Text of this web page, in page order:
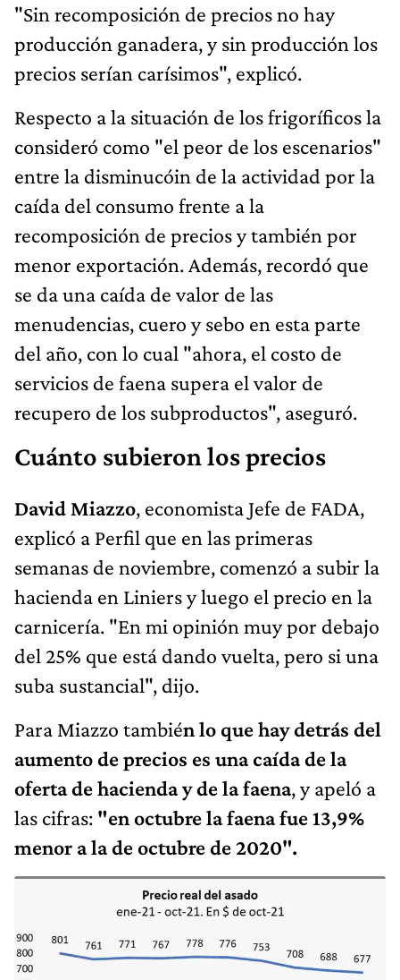
"Sin recomposición de precios no hay
producción ganadera, y sin producción los
precios serían carísimos", explicó.
Respecto a la situación de los frigoríficos la
consideró como "el peor de los escenarios"
entre la disminucóin de la actividad por la
caída del consumo frente a la
recomposición de precios y también por
menor exportación. Además, recordó que
se da una caída de valor de las
menudencias, cuero y sebo en esta parte
del año, con lo cual "ahora, el costo de
servicios de faena supera el valor de
recupero de los subproductos", aseguró.
Cuánto subieron los precios
David Miazzo, economista Jefe de FADA,
explicó a Perfil que en las primeras
semanas de noviembre, comenzó a subir la
hacienda en Liniers y luego el precio en la
carnicería. "En mi opinión muy por debajo
del 25% que está dando vuelta, pero si una
suba sustancial", dijo.
Para Miazzo también lo que hay detrás del
aumento de precios es una caída de la
oferta de hacienda y de la faena, y apeló a
las cifras: "en octubre la faena fue 13,9%
menor a la de octubre de 2020".